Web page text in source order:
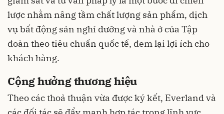
lược nhằm nâng tầm chất lượng sản phẩm, dịch
vụ bất động sản nghỉ dưỡng và nhà ở của Tập
đoàn theo tiêu chuẩn quốc tế, đem lại lợi ích cho
khách hàng.
Cộng hưởng thương hiệu
Theo các thoả thuận vừa được ký kết, Everland và